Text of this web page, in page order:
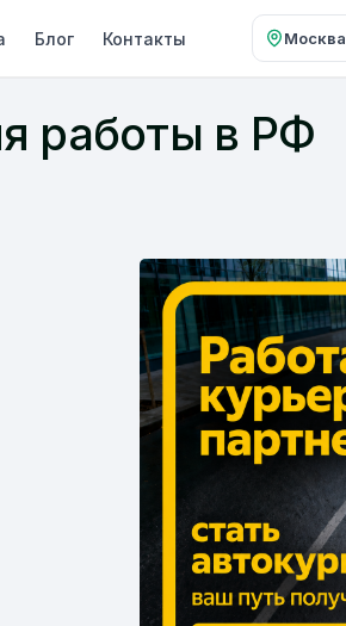
Блог Контакты Москва
работы в РФ